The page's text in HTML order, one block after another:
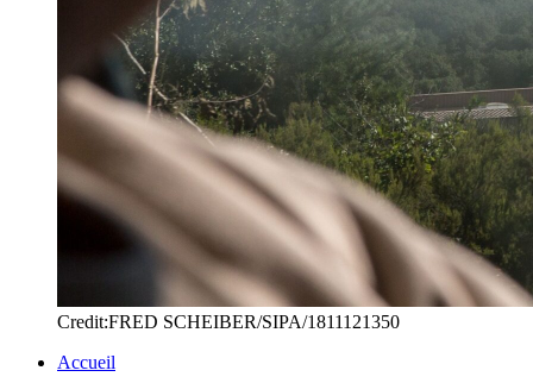
Credit:FRED SCHEIBER/SIPA/1811121350
Accueil